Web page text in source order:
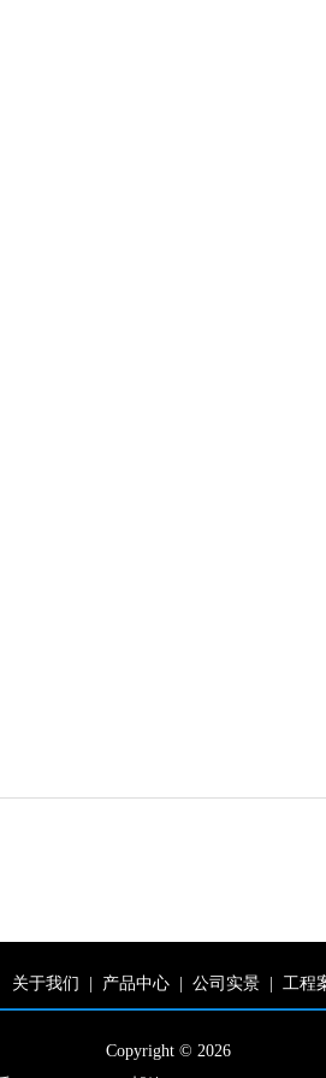
关于我们 产品中心 公司实景 工程
Copyright © 2026